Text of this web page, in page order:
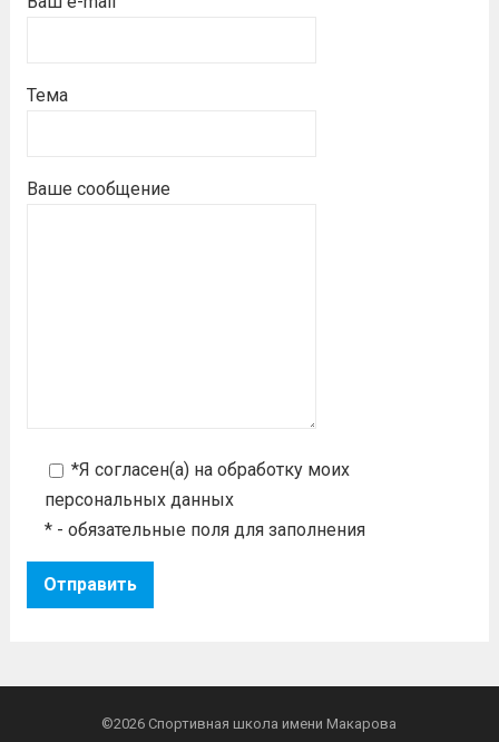
Тема
Ваше сообщение
*Я согласен(а) на обработку моих
персональных данных
* - обязательные поля для заполнения
©2026 Спортивная школа имени Макарова